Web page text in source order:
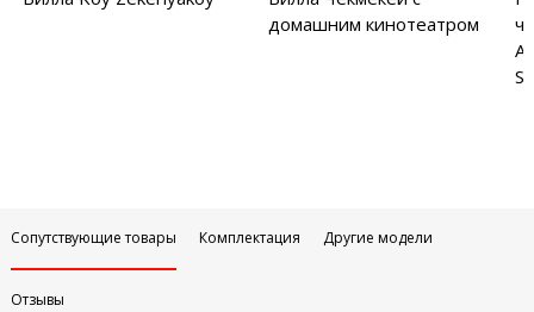
домашним кинотеатром
Сопутствующие товары Комплектация Другие модели
Отзывы